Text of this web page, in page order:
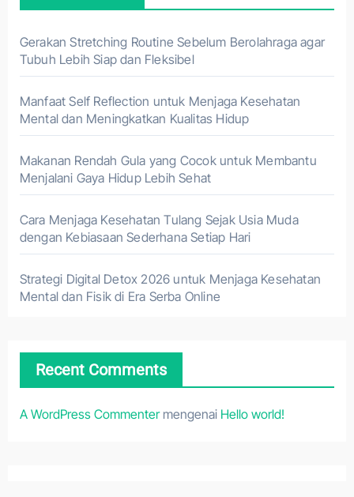
Gerakan Stretching Routine Sebelum Berolahraga agar
Tubuh Lebih Siap dan Fleksibel
Manfaat Self Reflection untuk Menjaga Kesehatan
Mental dan Meningkatkan Kualitas Hidup
Makanan Rendah Gula yang Cocok untuk Membantu
Menjalani Gaya Hidup Lebih Sehat
Cara Menjaga Kesehatan Tulang Sejak Usia Muda
dengan Kebiasaan Sederhana Setiap Hari
Strategi Digital Detox 2026 untuk Menjaga Kesehatan
Mental dan Fisik di Era Serba Online
Recent Comments
A WordPress Commentermengenai Hello world!